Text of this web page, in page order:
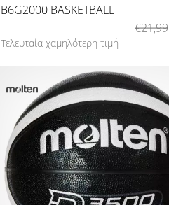
B6G2000 BASKETBALL
€21,99
Τελευταία χαμηλότερη τιμή
6